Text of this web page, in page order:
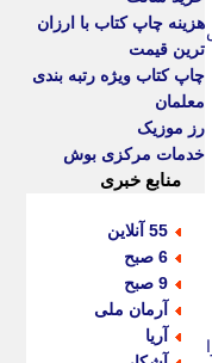
هزینه چاپ کتاب با ارزان
ترین قیمت
چاپ کتاب ویژه رتبه بندی
معلمان
رز موزیک
خدمات مرکزی بوش
منابع خبری
55 آنلاین
6 صبح
9 صبح
آرمان ملی
آریا